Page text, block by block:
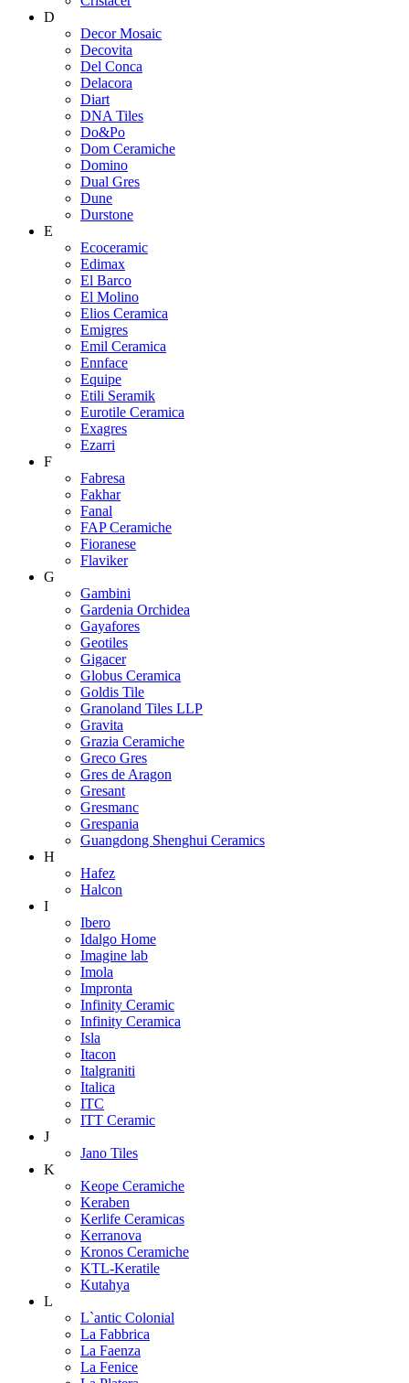
D
Decor Mosaic
Decovita
Del Conca
Delacora
Diart
DNA Tiles
Do&Po
Dom Ceramiche
Domino
Dual Gres
Dune
Durstone
E
Ecoceramic
Edimax
El Barco
El Molino
Elios Ceramica
Emigres
Emil Ceramica
Ennface
Equipe
Etili Seramik
Eurotile Ceramica
Exagres
Ezarri
F
Fabresa
Fakhar
Fanal
FAP Ceramiche
Fioranese
Flaviker
G
Gambini
Gardenia Orchidea
Gayafores
Geotiles
Gigacer
Globus Ceramica
Goldis Tile
Granoland Tiles LLP
Gravita
Grazia Ceramiche
Greco Gres
Gres de Aragon
Gresant
Gresmanc
Grespania
Guangdong Shenghui Ceramics
H
Hafez
Halcon
I
Ibero
Idalgo Home
Imagine lab
Imola
Impronta
Infinity Ceramic
Infinity Ceramica
Isla
Itacon
Italgraniti
Italica
ITC
ITT Ceramic
J
Jano Tiles
K
Keope Ceramiche
Keraben
Kerlife Ceramicas
Kerranova
Kronos Ceramiche
KTL-Keratile
Kutahya
L
L`antic Colonial
La Fabbrica
La Faenza
La Fenice